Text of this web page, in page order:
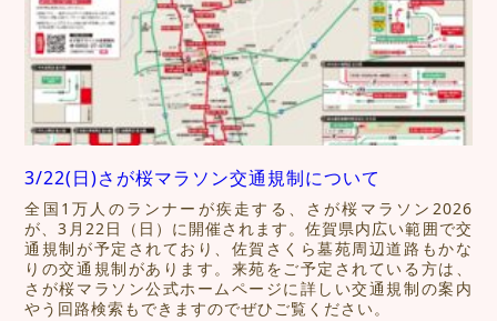
3/22(日)さが桜マラソン交通規制について
全国1万人のランナーが疾走する、さが桜マラソン2026
が、3月22日（日）に開催されます。佐賀県内広い範囲で交
通規制が予定されており、佐賀さくら墓苑周辺道路もかな
りの交通規制があります。来苑をご予定されている方は、
さが桜マラソン公式ホームページに詳しい交通規制の案内
やう回路検索もできますのでぜひご覧ください。